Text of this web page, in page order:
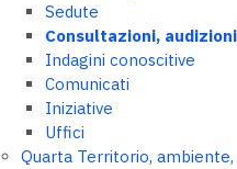
Sedute
Consultazioni, audizioni
Indagini conoscitive
Comunicati
Iniziative
Uffici
Quarta Territorio,